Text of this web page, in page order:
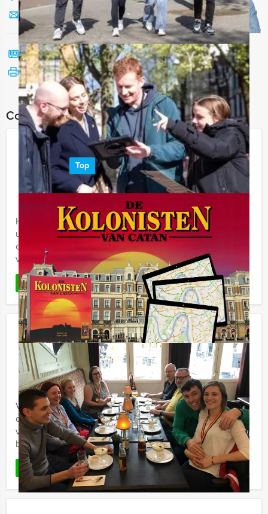
Stuur ons een mailtje
Bel mij terug
Bekijk printbare versie
Combineer dit uitje met:
Wie is de Rat Dinerspel Hoorn
Top
Vanaf€ 62,50 p.p. excl. BTW
Vanaf 12 personen ‐ 4 uur en 30 minuten
Het Wie is de Rat Diner van Holland Tour Guides is het
ultieme vermaak voor vrienden, familie en collega's. Wij
combineren de leukste uitdagingen met een
voortreffelijk ...
LEES MEER Favoriet
Ranking the Stars quiz Almere
Vanaf € 27,50 p.p. excl. BTW
Vanaf 12 personen ‐ 2 uur en 30 minuten
Vanaf nu ook bij Holland Tour Guides te boeken;
de hilarische Ranking the Stars quiz! Bent u klaar om uw
vrienden of collega's te ranken? Alle geheimen zullen
bloot komen ...
LEES MEER Favoriet